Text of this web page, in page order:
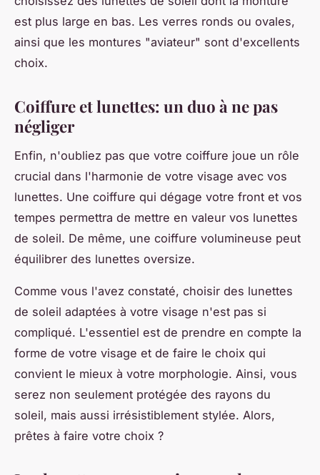
est plus large en bas. Les verres ronds ou ovales,
ainsi que les montures "aviateur" sont d'excellents
choix.
Coiffure et lunettes: un duo à ne pas
négliger
Enfin, n'oubliez pas que votre coiffure joue un rôle
crucial dans l'harmonie de votre visage avec vos
lunettes. Une coiffure qui dégage votre front et vos
tempes permettra de mettre en valeur vos lunettes
de soleil. De même, une coiffure volumineuse peut
équilibrer des lunettes oversize.
Comme vous l'avez constaté, choisir des lunettes
de soleil adaptées à votre visage n'est pas si
compliqué. L'essentiel est de prendre en compte la
forme de votre visage et de faire le choix qui
convient le mieux à votre morphologie. Ainsi, vous
serez non seulement protégée des rayons du
soleil, mais aussi irrésistiblement stylée. Alors,
prêtes à faire votre choix ?